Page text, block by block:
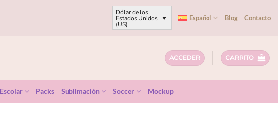
Dólar de los
Estados Unidos
(US)
Español Blog Contacto
ACCEDER CARRITO
Escolar Packs Sublimación Soccer Mockup